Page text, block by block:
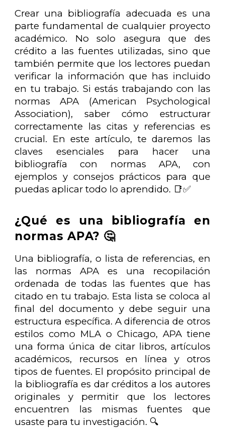
Crear una bibliografía adecuada es una
parte fundamental de cualquier proyecto
académico. No solo asegura que des
crédito a las fuentes utilizadas, sino que
también permite que los lectores puedan
verificar la información que has incluido
en tu trabajo. Si estás trabajando con las
normas APA (American Psychological
Association), saber cómo estructurar
correctamente las citas y referencias es
crucial. En este artículo, te daremos las
claves esenciales para hacer una
bibliografía con normas APA, con
ejemplos y consejos prácticos para que
puedas aplicar todo lo aprendido. 📑✅
¿Qué es una bibliografía en
normas APA? 🤔
Una bibliografía, o lista de referencias, en
las normas APA es una recopilación
ordenada de todas las fuentes que has
citado en tu trabajo. Esta lista se coloca al
final del documento y debe seguir una
estructura específica. A diferencia de otros
estilos como MLA o Chicago, APA tiene
una forma única de citar libros, artículos
académicos, recursos en línea y otros
tipos de fuentes. El propósito principal de
la bibliografía es dar créditos a los autores
originales y permitir que los lectores
encuentren las mismas fuentes que
usaste para tu investigación. 🔍